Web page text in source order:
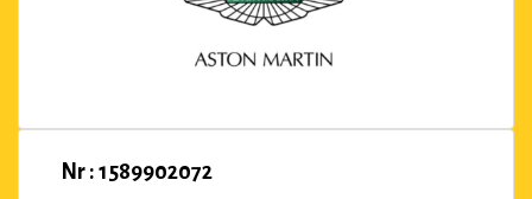
Nr : 1589902072